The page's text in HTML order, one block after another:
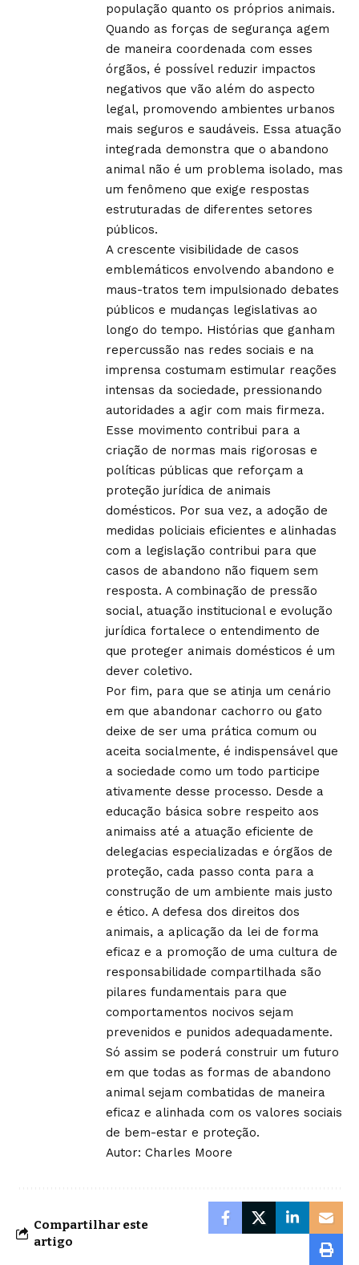
população quanto os próprios animais.
Quando as forças de segurança agem
de maneira coordenada com esses
órgãos, é possível reduzir impactos
negativos que vão além do aspecto
legal, promovendo ambientes urbanos
mais seguros e saudáveis. Essa atuação
integrada demonstra que o abandono
animal não é um problema isolado, mas
um fenômeno que exige respostas
estruturadas de diferentes setores
públicos.
A crescente visibilidade de casos
emblemáticos envolvendo abandono e
maus-tratos tem impulsionado debates
públicos e mudanças legislativas ao
longo do tempo. Histórias que ganham
repercussão nas redes sociais e na
imprensa costumam estimular reações
intensas da sociedade, pressionando
autoridades a agir com mais firmeza.
Esse movimento contribui para a
criação de normas mais rigorosas e
políticas públicas que reforçam a
proteção jurídica de animais
domésticos. Por sua vez, a adoção de
medidas policiais eficientes e alinhadas
com a legislação contribui para que
casos de abandono não fiquem sem
resposta. A combinação de pressão
social, atuação institucional e evolução
jurídica fortalece o entendimento de
que proteger animais domésticos é um
dever coletivo.
Por fim, para que se atinja um cenário
em que abandonar cachorro ou gato
deixe de ser uma prática comum ou
aceita socialmente, é indispensável que
a sociedade como um todo participe
ativamente desse processo. Desde a
educação básica sobre respeito aos
animaiss até a atuação eficiente de
delegacias especializadas e órgãos de
proteção, cada passo conta para a
construção de um ambiente mais justo
e ético. A defesa dos direitos dos
animais, a aplicação da lei de forma
eficaz e a promoção de uma cultura de
responsabilidade compartilhada são
pilares fundamentais para que
comportamentos nocivos sejam
prevenidos e punidos adequadamente.
Só assim se poderá construir um futuro
em que todas as formas de abandono
animal sejam combatidas de maneira
eficaz e alinhada com os valores sociais
de bem-estar e proteção.
Autor: Charles Moore
Compartilhar este
artigo